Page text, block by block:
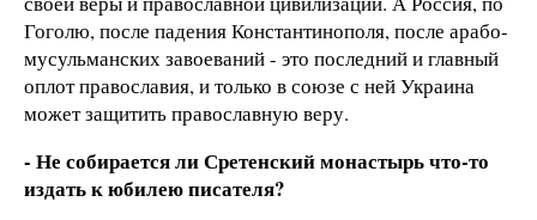
Гоголю, после падения Константинополя, после арабо-
мусульманских завоеваний - это последний и главный
оплот православия, и только в союзе с ней Украина
может защитить православную веру.
- Не собирается ли Сретенский монастырь что-то
издать к юбилею писателя?